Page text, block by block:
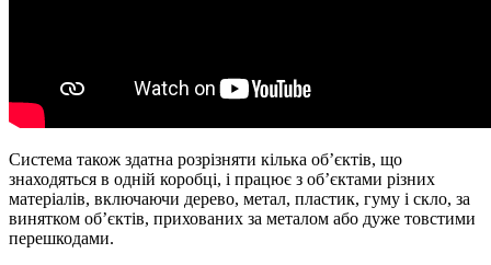
Система також здатна розрізняти кілька об’єктів, що
знаходяться в одній коробці, і працює з об’єктами різних
матеріалів, включаючи дерево, метал, пластик, гуму і скло, за
винятком об’єктів, прихованих за металом або дуже товстими
перешкодами.